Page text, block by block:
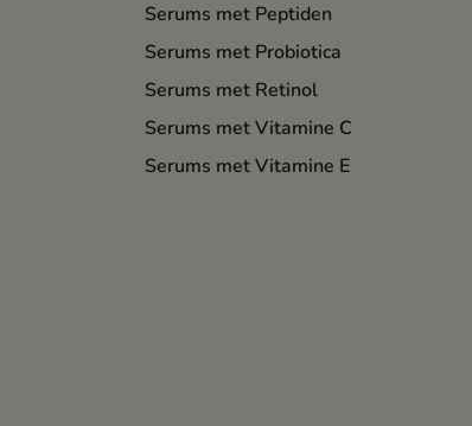
Serums met Peptiden
Serums met Probiotica
Serums met Retinol
Serums met Vitamine C
Serums met Vitamine E